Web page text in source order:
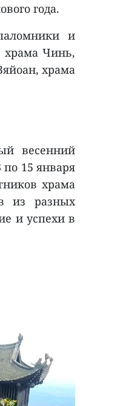
года.
и
храма Чинь,
храма
весенний
15 января
храма
из разных
и успехи в